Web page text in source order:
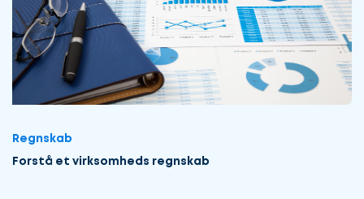
Regnskab
Forstå et virksomheds regnskab